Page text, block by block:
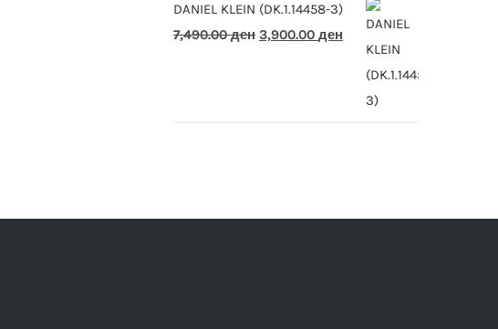
DANIEL KLEIN (DK.1.14458-3)
7,490.00ден Original
3,900.00 денCurrent
price
3,900.00 ден.